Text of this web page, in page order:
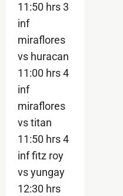
11:50 hrs 3
inf
miraflores
vs huracan
11:00 hrs 4
inf
miraflores
vs titan
11:50 hrs 4
inf fitz roy
vs yungay
12:30 hrs